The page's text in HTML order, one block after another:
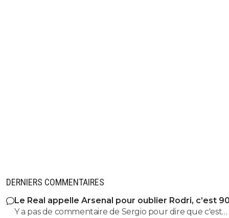
DERNIERS COMMENTAIRES
Le Real appelle Arsenal pour oublier Rodri, c’est
Y a pas de commentaire de Sergio pour dire que c'est